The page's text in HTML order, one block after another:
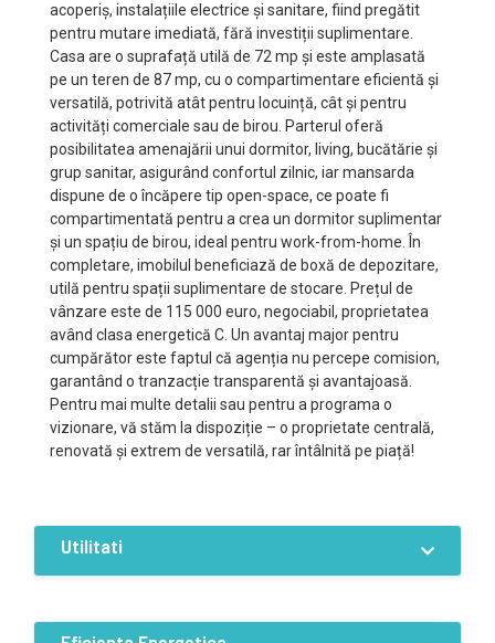
acoperiș, instalațiile electrice și sanitare, fiind pregătit
pentru mutare imediată, fără investiții suplimentare.
Casa are o suprafață utilă de 72 mp și este amplasată
pe un teren de 87 mp, cu o compartimentare eficientă și
versatilă, potrivită atât pentru locuință, cât și pentru
activități comerciale sau de birou. Parterul oferă
posibilitatea amenajării unui dormitor, living, bucătărie și
grup sanitar, asigurând confortul zilnic, iar mansarda
dispune de o încăpere tip open-space, ce poate fi
compartimentată pentru a crea un dormitor suplimentar
și un spațiu de birou, ideal pentru work-from-home. În
completare, imobilul beneficiază de boxă de depozitare,
utilă pentru spații suplimentare de stocare. Prețul de
vânzare este de 115 000 euro, negociabil, proprietatea
având clasa energetică C. Un avantaj major pentru
cumpărător este faptul că agenția nu percepe comision,
garantând o tranzacție transparentă și avantajoasă.
Pentru mai multe detalii sau pentru a programa o
vizionare, vă stăm la dispoziție – o proprietate centrală,
renovată și extrem de versatilă, rar întâlnită pe piață!
Utilitati